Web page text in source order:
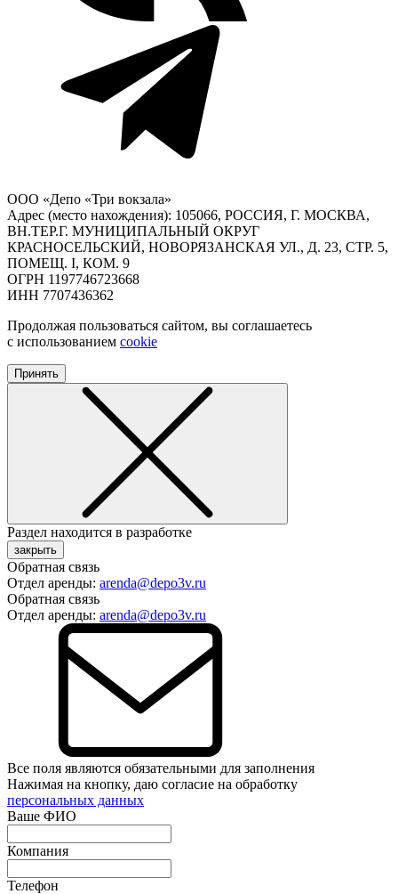
ООО «Депо «Три вокзала»
Адрес (место нахождения): 105066, РОССИЯ, Г. МОСКВА,
ВН.ТЕР.Г. МУНИЦИПАЛЬНЫЙ ОКРУГ
КРАСНОСЕЛЬСКИЙ, НОВОРЯЗАНСКАЯ УЛ., Д. 23, СТР. 5,
ПОМЕЩ. I, КОМ. 9
ОГРН 1197746723668
ИНН 7707436362
Продолжая пользоваться сайтом, вы соглашаетесь
с использованием cookie
Принять
Раздел находится в разработке
закрыть
Обратная связь
Отдел аренды: arenda@depo3v.ru
Обратная связь
Отдел аренды: arenda@depo3v.ru
Все поля являются обязательными для заполнения
Нажимая на кнопку, даю согласие на обработку
персональных данных
Ваше ФИО
Компания
Телефон